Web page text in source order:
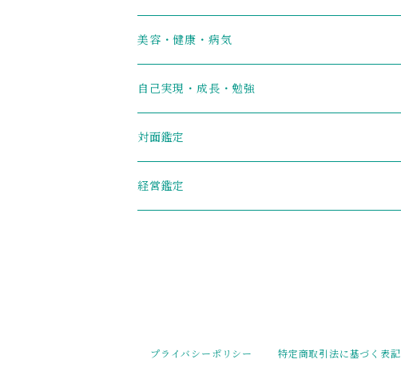
美容・健康・病気
自己実現・成長・勉強
対面鑑定
経営鑑定
プライバシーポリシー 特定商取引法に基づく表記